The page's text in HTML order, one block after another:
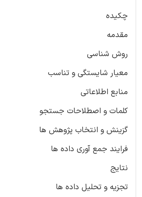
چکیده
مقدمه
روش شناسی
معیار شایستگی و تناسب
منابع اطلاعاتی
کلمات و اصطلاحات جستجو
گزینش و انتخاب پژوهش ها
فرایند جمع آوری داده ها
نتایج
تجزیه و تحلیل داده ها